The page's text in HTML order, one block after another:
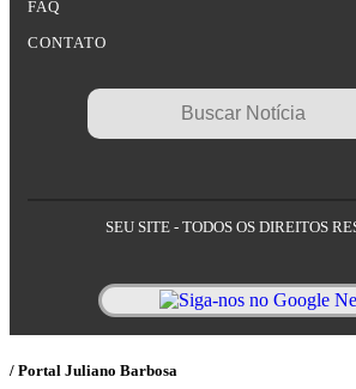
FAQ
CONTATO
SEU SITE - TODOS OS DIREITOS
/ Portal Juliano Barbosa